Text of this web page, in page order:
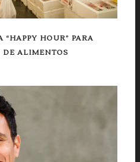
HOUR” PARA
DE ALIMENTOS